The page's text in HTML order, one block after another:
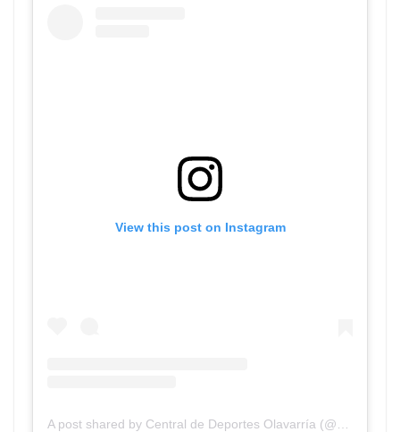
View this post on Instagram
A post shared by Central de Deportes Olavarría (@centraldeportesolav)